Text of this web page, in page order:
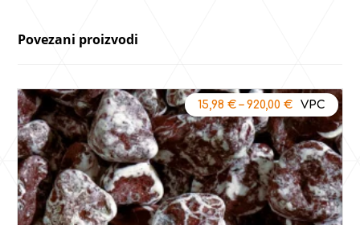
Povezani proizvodi
15,98 €– 920,00 €